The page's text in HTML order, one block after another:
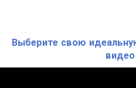
Выберите свою
видео